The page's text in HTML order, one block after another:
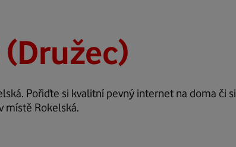
Pořiďte si kvalitní pevný internet na doma či si
místě Rokelská.